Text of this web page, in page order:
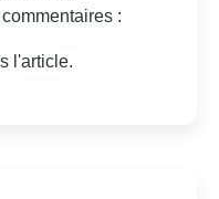
:
l'article.